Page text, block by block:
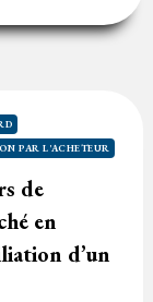
PAR L'ACHETEUR
de
en
d’un